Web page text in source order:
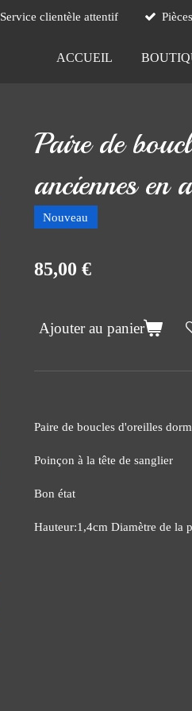
Service clientèle attentif
ACCUEIL
Paire de
anciennes en
Nouveau
85,00 €
Ajouter au panier
Paire de boucles d'oreilles
Poinçon à la tête de sanglier
Bon état
Hauteur:1,4cm Diamètre de la